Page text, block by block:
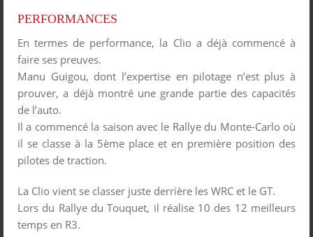
PERFORMANCES
En termes de performance, la Clio a déjà commencé à
faire ses preuves.
Manu Guigou, dont l’expertise en pilotage n’est plus à
prouver, a déjà montré une grande partie des capacités
de l’auto.
Il a commencé la saison avec le Rallye du Monte-Carlo où
il se classe à la 5ème place et en première position des
pilotes de traction.
La Clio vient se classer juste derrière les WRC et le GT.
Lors du Rallye du Touquet, il réalise 10 des 12 meilleurs
temps en R3.